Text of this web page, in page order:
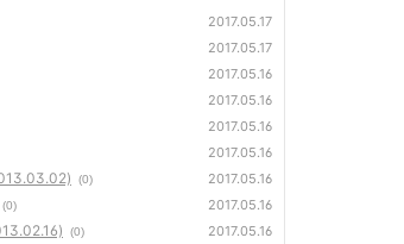
2017.05.17
2017.05.17
2017.05.16
2017.05.16
2017.05.16
2017.05.16
(0) 2017.05.16
(0) 2017.05.16
(0) 2017.05.16